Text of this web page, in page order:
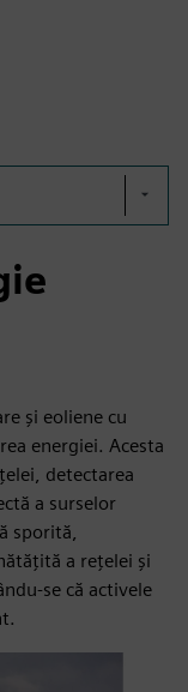
și eoliene cu
energiei. Acesta
detectarea
a surselor
sporită,
a rețelei și
se că activele